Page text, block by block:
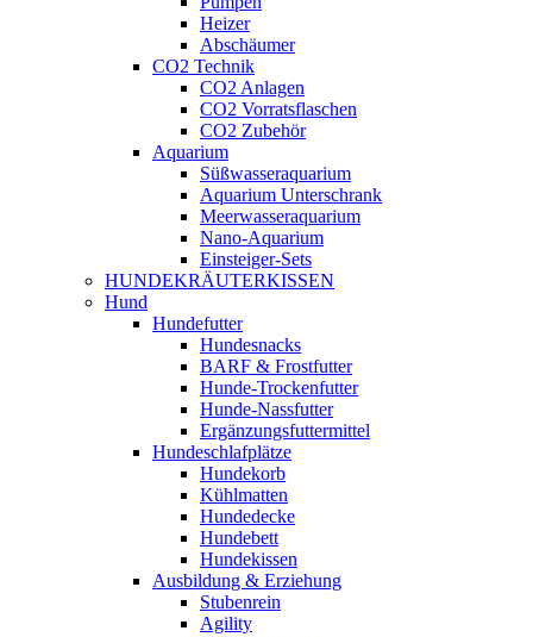
Heizer
Abschäumer
CO2 Technik
CO2 Anlagen
CO2 Vorratsflaschen
CO2 Zubehör
Aquarium
Süßwasseraquarium
Aquarium Unterschrank
Meerwasseraquarium
Nano-Aquarium
Einsteiger-Sets
HUNDEKRÄUTERKISSEN
Hund
Hundefutter
Hundesnacks
BARF & Frostfutter
Hunde-Trockenfutter
Hunde-Nassfutter
Ergänzungsfuttermittel
Hundeschlafplätze
Hundekorb
Kühlmatten
Hundedecke
Hundebett
Hundekissen
Ausbildung & Erziehung
Stubenrein
Agility